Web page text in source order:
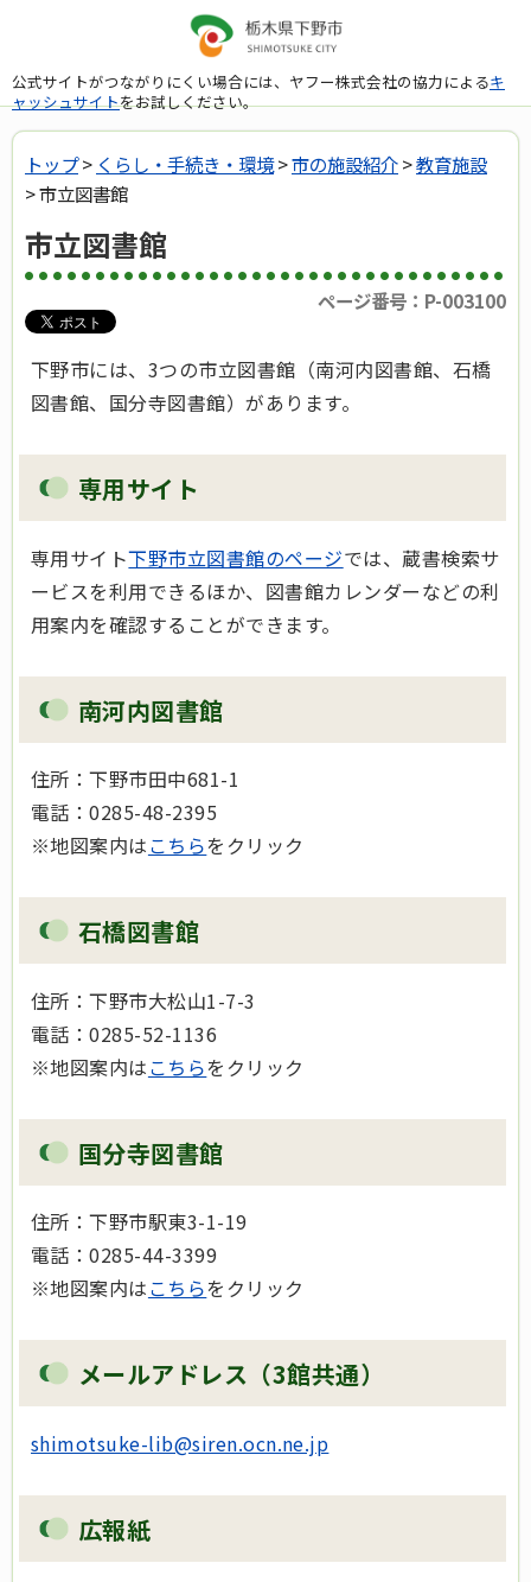
公式サイトがつながりにくい場合には、ヤフー株式会社の協力によるキ
ャッシュサイトをお試しください。
トップ> くらし・手続き・環境>市の施設紹介>教育施設
> 市立図書館
市立図書館
ページ番号：P-003100
下野市には、3つの市立図書館（南河内図書館、石橋
図書館、国分寺図書館）があります。
専用サイト
専用サイト下野市立図書館のページでは、蔵書検索サ
ービスを利用できるほか、図書館カレンダーなどの利
用案内を確認することができます。
南河内図書館
住所：下野市田中681-1
電話：0285-48-2395
※地図案内はこちらをクリック
石橋図書館
住所：下野市大松山1-7-3
電話：0285-52-1136
※地図案内はこちらをクリック
国分寺図書館
住所：下野市駅東3-1-19
電話：0285-44-3399
※地図案内はこちらをクリック
メールアドレス（3館共通）
shimotsuke-lib@siren.ocn.ne.jp
広報紙